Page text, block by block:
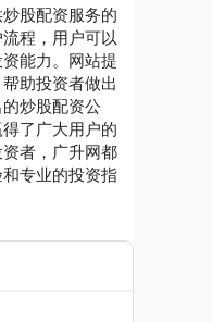
股配资服务的
程，用户可以
能力。网站提
助投资者做出
炒股配资公
了广大用户的
者，广升网都
专业的投资指